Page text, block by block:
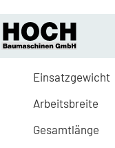
Einsatzgewicht
Arbeitsbreite
Gesamtlänge